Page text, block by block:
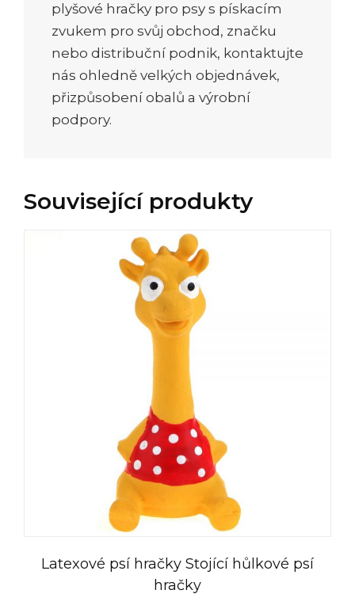
plyšové hračky pro psy s pískacím
zvukem pro svůj obchod, značku
nebo distribuční podnik, kontaktujte
nás ohledně velkých objednávek,
přizpůsobení obalů a výrobní
podpory.
Související produkty
Latexové psí hračky Stojící hůlkové psí
hračky